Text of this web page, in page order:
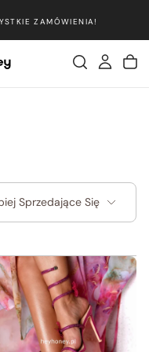
ZAMÓWIENIA!
Sprzedające Się